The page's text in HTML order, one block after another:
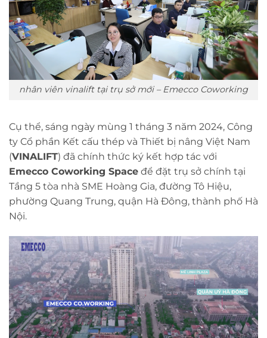
nhân viên vinalift tại trụ sở mới – Emecco Coworking
Cụ thể, sáng ngày mùng 1 tháng 3 năm 2024, Công
ty Cổ phần Kết cấu thép và Thiết bị nâng Việt Nam
(VINALIFT) đã chính thức ký kết hợp tác với
Emecco Coworking Space để đặt trụ sở chính tại
Tầng 5 tòa nhà SME Hoàng Gia, đường Tô Hiệu,
phường Quang Trung, quận Hà Đông, thành phố Hà
Nội.